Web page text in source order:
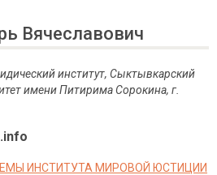
Вячеславович
институт, Сыктывкарский
имени Питирима Сорокина, г.
ИНСТИТУТА МИРОВОЙ ЮСТИЦИИ